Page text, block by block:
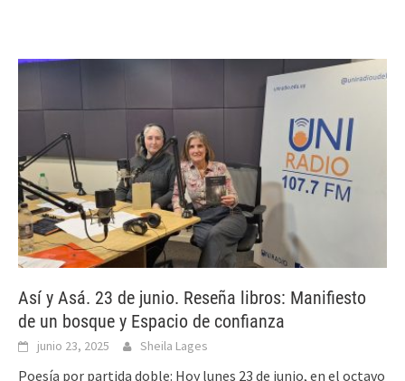
Así y Asá. 23 de junio. Reseña libros: Manifiesto
de un bosque y Espacio de confianza
junio 23, 2025 Sheila Lages
Poesía por partida doble: Hoy lunes 23 de junio, en el octavo